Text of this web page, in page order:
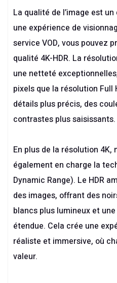
La qualité de l’image est
une expérience de
service VOD, vous pouvez
qualité 4K-HDR. La
une netteté
pixels que la résolution Full
détails plus précis, des
contrastes plus saisissants.
En plus de la résolution 4K,
également en charge la
Dynamic Range). Le HDR
des images, offrant des
blancs plus lumineux et
étendue. Cela crée une
réaliste et immersive, où
valeur.